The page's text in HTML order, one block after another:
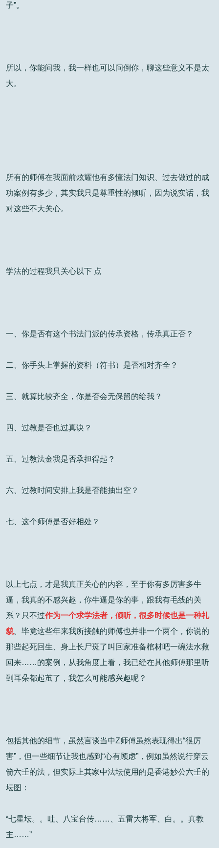
子”。
所以，你能问我，我一样也可以问倒你，聊这些意义不是太
大。
所有的师傅在我面前炫耀他有多懂法门知识、过去做过的成
功案例有多少，其实我只是尊重性的倾听，因为说实话，我
对这些不大关心。
学法的过程我只关心以下 点
一、你是否有这个书法门派的传承资格，传承真正否？
二、你手头上掌握的资料（符书）是否相对齐全？
三、就算比较齐全，你是否会无保留的给我？
四、过教是否也过真诀？
五、过教法金我是否承担得起？
六、过教时间安排上我是否能抽出空？
七、这个师傅是否好相处？
以上七点，才是我真正关心的内容，至于你有多厉害多牛
逼，我真的不感兴趣，你牛逼是你的事，跟我有毛线的关
系？只不过作为一个求学法者，倾听，很多时候也是一种礼
貌。毕竟这些年来我所接触的师傅也并非一个两个，你说的
那些起死回生、身上长尸斑了叫回家准备棺材吧一碗法水救
回来……的案例，从我角度上看，我已经在其他师傅那里听
到耳朵都起茧了，我怎么可能感兴趣呢？
包括其他的细节，虽然言谈当中Z师傅虽然表现得出“很厉
害”，但一些细节让我也感到“心有顾虑”，例如虽然说行穿云
箭六壬的法，但实际上其家中法坛使用的是香港妙公六壬的
坛图：
“七星坛。。吐、八宝台传……、五雷大将军、白。。真教
主……”